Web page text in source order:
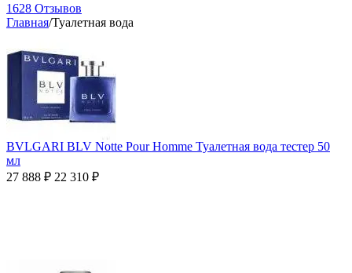
1628 Отзывов
Главная/Туалетная вода
BVLGARI BLV Notte Pour Homme Туалетная вода тестер 50
мл
27 888 ₽ 22 310 ₽